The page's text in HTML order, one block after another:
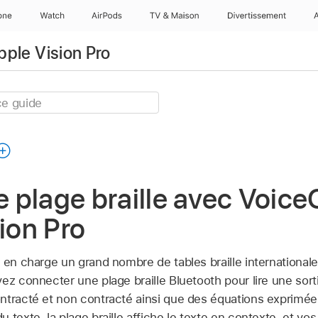
Watch AirPods TV & Maison Divertissements
Vision Pro
plage braille avec
Pro
en charge un grand nombre de tables braille
connecter une plage braille Bluetooth pour lire une
et non contracté ainsi que des équations